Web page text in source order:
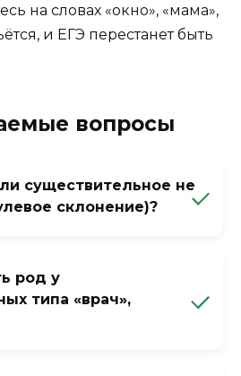
на словах «окно», «мама»,
и ЕГЭ перестанет быть
вопросы
существительное не
склонение)?
— «несклоняемое», а
по значению или по
«новое пальто»
род у
типа «врач»,